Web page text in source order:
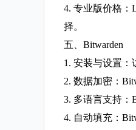
4. 专业版价格：
择。
五、Bitwarden
1. 安装与设置：
2. 数据加密：
3. 多语言支持：
4. 自动填充：